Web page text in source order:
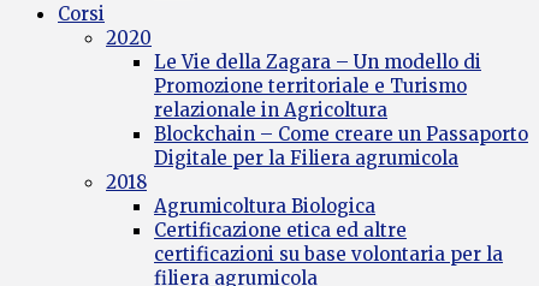
Corsi
2020
Le Vie della Zagara – Un modello di
Promozione territoriale e Turismo
relazionale in Agricoltura
Blockchain – Come creare un Passaporto
Digitale per la Filiera agrumicola
2018
Agrumicoltura Biologica
Certificazione etica ed altre
certificazioni su base volontaria per la
filiera agrumicola